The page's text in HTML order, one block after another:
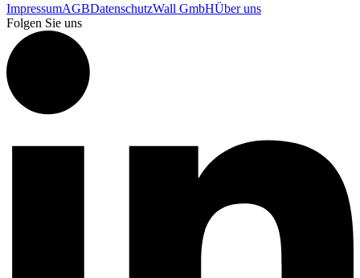
ImpressumAGBDatenschutzWall GmbHÜber uns
Folgen Sie uns